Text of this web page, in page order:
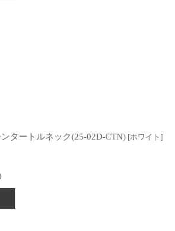
タートルネック(25-02D-CTN) [ホワイト ]